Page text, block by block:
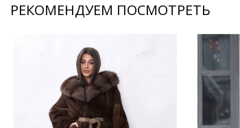
РЕКОМЕНДУЕМ ПОСМОТРЕТЬ